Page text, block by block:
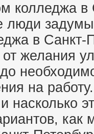
колледжа
люди
в Санкт-
желания
на
насколько